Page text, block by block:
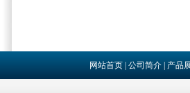
网站首页 公司简介 产品